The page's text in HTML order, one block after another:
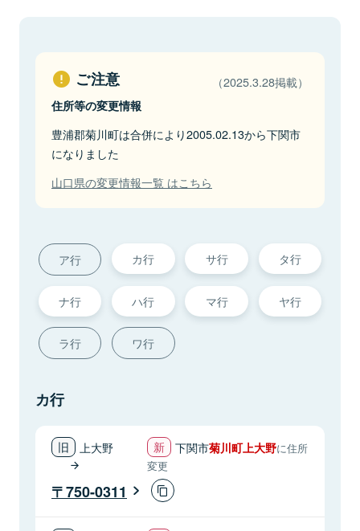
ご注意 （2025.3.28掲載）
住所等の変更情報
豊浦郡菊川町は合併により2005.02.13から下関市
になりました
山口県の変更情報一覧 はこちら
ア行 カ行 サ行 タ行
ナ行 ハ行 マ行 ヤ行
ラ行 ワ行
カ行
上大野 下関市菊川町上大野に住所
変更
750-0311